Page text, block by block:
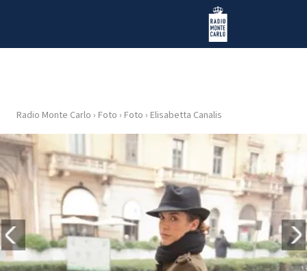
Radio Monte Carlo
HOME
RADIO
WEB
RADIO
PLAYLIST
Radio Monte Carlo › Foto › Foto › Elisabetta Canalis